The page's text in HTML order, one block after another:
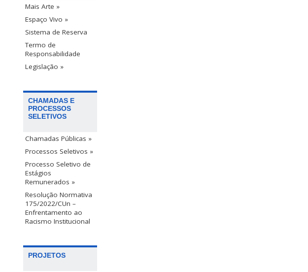
Mais Arte »
Espaço Vivo »
Sistema de Reserva
Termo de
Responsabilidade
Legislação »
CHAMADAS E
PROCESSOS
SELETIVOS
Chamadas Públicas »
Processos Seletivos »
Processo Seletivo de
Estágios
Remunerados »
Resolução Normativa
175/2022/CUn –
Enfrentamento ao
Racismo Institucional
PROJETOS